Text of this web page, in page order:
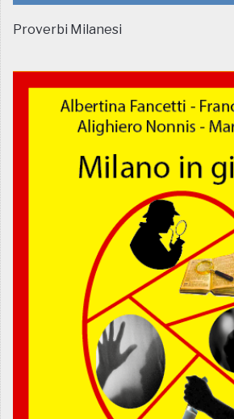
Proverbi Milanesi